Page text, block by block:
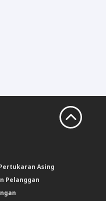
Asing
Pelanggan